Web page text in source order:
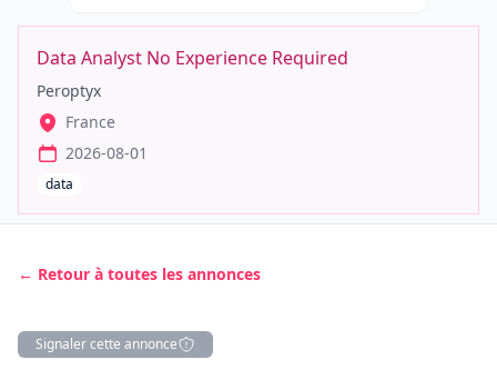
Data Analyst No Experience Required
Peroptyx
France
2026-08-01
data
← Retour à toutes les annonces
Signaler cette annonce